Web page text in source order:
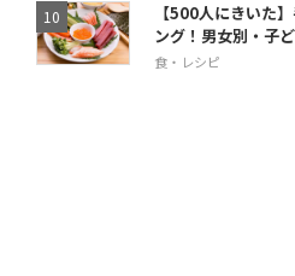
【500人にきいた
ング！男女別・子
食・レシピ